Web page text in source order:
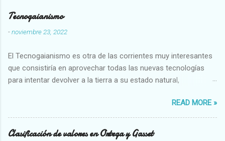
Tecnogaianismo
-noviembre 23, 2022
El Tecnogaianismo es otra de las corrientes muy interesantes
que consistiría en aprovechar todas las nuevas tecnologías
para intentar devolver a la tierra a su estado natural,
READ MORE »
Clasificación de valores en Ortega y Gasset